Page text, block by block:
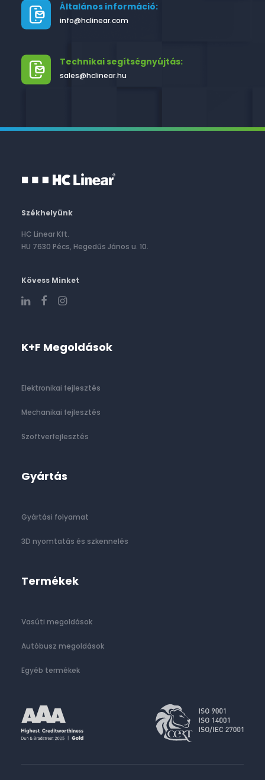
Általános információ:
info@hclinear.com
Technikai segítségnyújtás:
sales@hclinear.hu
Székhelyünk
HC Linear Kft.
HU 7630 Pécs, Hegedűs János u. 10.
Kövess Minket
K+F Megoldások
Elektronikai fejlesztés
Mechanikai fejlesztés
Szoftverfejlesztés
Gyártás
Gyártási folyamat
3D nyomtatás és szkennelés
Termékek
Vasúti megoldások
Autóbusz megoldások
Egyéb termékek